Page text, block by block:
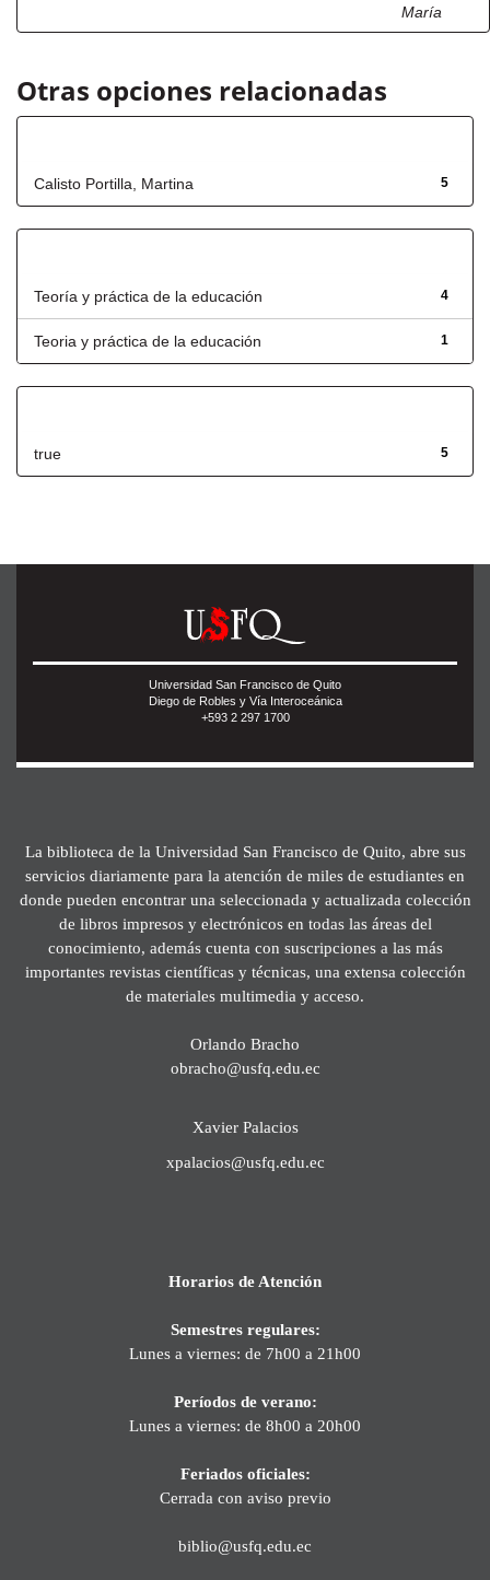
María
Otras opciones relacionadas
5
Calisto Portilla, Martina
4
Teoría y práctica de la educación
1
Teoria y práctica de la educación
5
true
Universidad San Francisco de Quito
Diego de Robles y Vía Interoceánica
+593 2 297 1700
La biblioteca de la Universidad San Francisco de Quito, abre sus
servicios diariamente para la atención de miles de estudiantes en
donde pueden encontrar una seleccionada y actualizada colección
de libros impresos y electrónicos en todas las áreas del
conocimiento, además cuenta con suscripciones a las más
importantes revistas científicas y técnicas, una extensa colección
de materiales multimedia y acceso.
Orlando Bracho
obracho@usfq.edu.ec
Xavier Palacios
xpalacios@usfq.edu.ec
Horarios de Atención
Semestres regulares:
Lunes a viernes: de 7h00 a 21h00
Períodos de verano:
Lunes a viernes: de 8h00 a 20h00
Feriados oficiales:
Cerrada con aviso previo
biblio@usfq.edu.ec